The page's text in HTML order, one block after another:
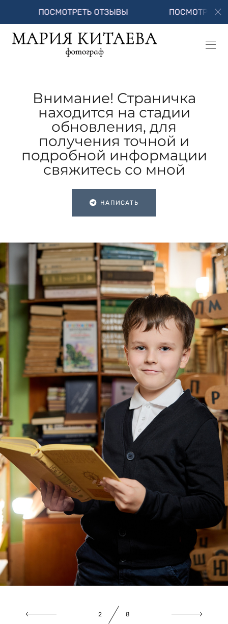
ПОСМОТРЕТЬ ОТЗЫВЫ ПОСМОТРЕТЬ
Внимание! Страничка
находится на стадии
обновления, для
получения точной и
подробной информации
свяжитесь со мной
НАПИСАТЬ
3 8